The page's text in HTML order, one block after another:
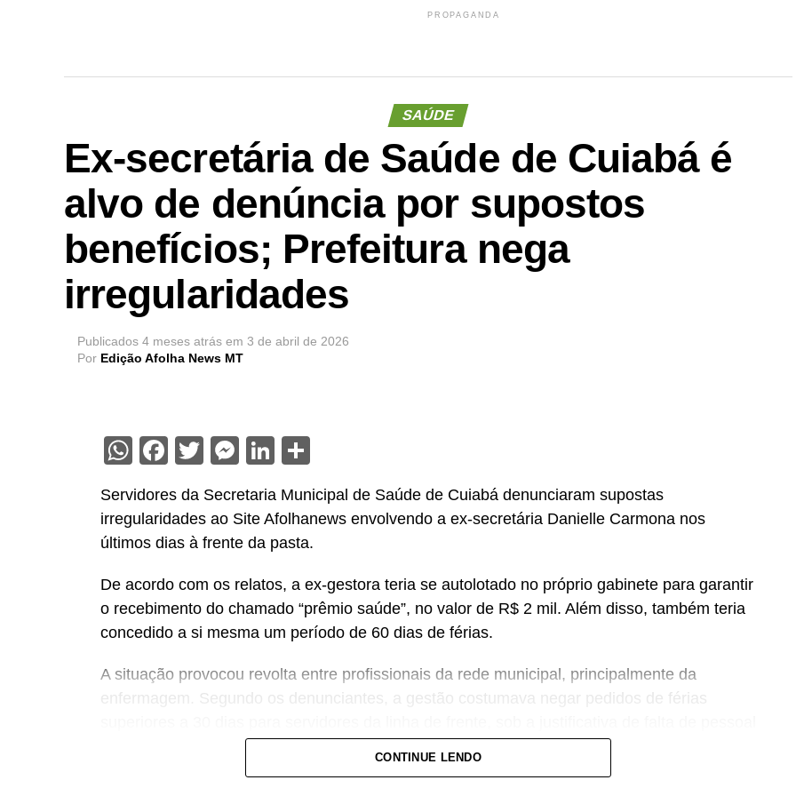
PROPAGANDA
SAÚDE
Ex-secretária de Saúde de Cuiabá é
alvo de denúncia por supostos
benefícios; Prefeitura nega
irregularidades
Publicados 4 meses atrás em 3 de abril de 2026
Por Edição Afolha News MT
WhatsApp
Facebook
TwitterMessenger
LinkedIn
Servidores da Secretaria Municipal de Saúde de Cuiabá denunciaram supostas
irregularidades ao Site Afolhanews envolvendo a ex-secretária Danielle Carmona nos
últimos dias à frente da pasta.
De acordo com os relatos, a ex-gestora teria se autolotado no próprio gabinete para garantir
o recebimento do chamado “prêmio saúde”, no valor de R$ 2 mil. Além disso, também teria
concedido a si mesma um período de 60 dias de férias.
A situação provocou revolta entre profissionais da rede municipal, principalmente da
enfermagem. Segundo os denunciantes, a gestão costumava negar pedidos de férias
nas unidades de saúde.
CONTINUE LENDO